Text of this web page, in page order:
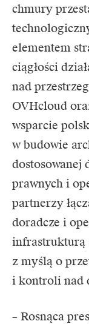
chmury
elementem
ciągłości
nad
OVHcloud
wsparcie
w budowie
dostosowanej
prawnych i
partnerzy
doradcze i
infrastrukturą
z myślą o
i kontroli nad
– Rosnąca